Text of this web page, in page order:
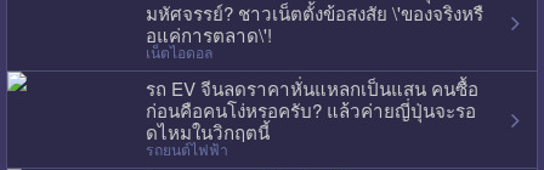
มหัศจรรย์? ชาวเน็ตตั้งข้อสงสัย \'ของจริงหรื
อแค่การตลาด\'!
เน็ตไอดอล
รถ EV จีนลดราคาหั่นแหลกเป็นแสน คนซื้อ
ก่อนคือคนโง่หรอครับ? แล้วค่ายญี่ปุ่นจะรอ
ดไหมในวิกฤตนี้
รถยนต์ไฟฟ้า